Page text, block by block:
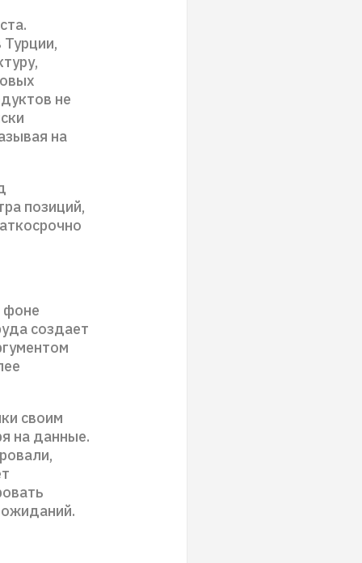
не
на
позиций,
фоне
создает
своим
на данные.